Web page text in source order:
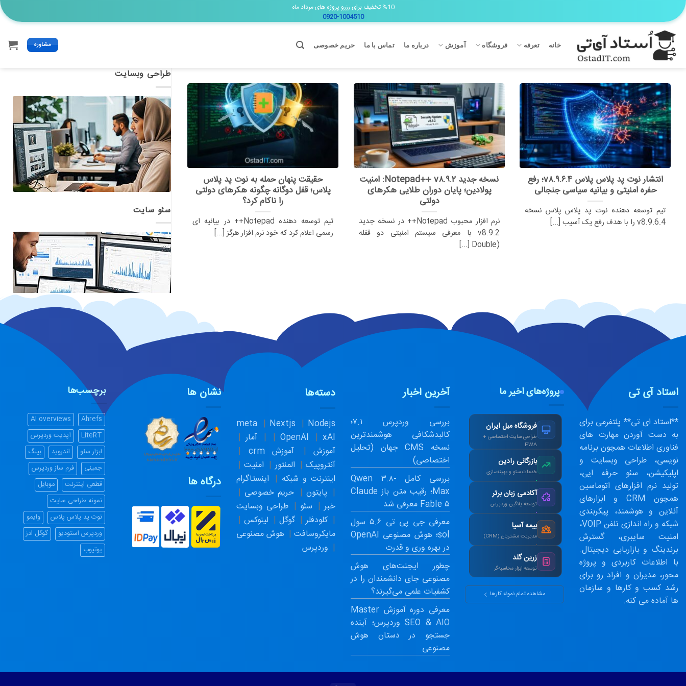
Skip
to
content
%10 تخفیف برای رزرو پروژه های مرداد ماه
0920-1004510
خانه تعرفه فروشگاه آموزش درباره ما تماس با ما حریم خصوصی مشاوره
انتشار نوت پد پلاس پلاس v۸.۹.۶.۴؛ رفع
حفره امنیتی و بیانیه سیاسی جنجالی
تیم توسعه دهنده نوت پد پلاس پلاس نسخه
v8.9.6.4 را با هدف رفع یک آسیب [...]
نسخه جدید Notepad++ v۸.۹.۲: امنیت
پولادین؛ پایان دوران طلایی هکرهای
دولتی
نرم افزار محبوب Notepad++ در نسخه جدید
v8.9.2 با معرفی سیستم امنیتی دو قفله
(Double [...]
حقیقت پنهان حمله به نوت پد پلاس
پلاس؛ قفل دوگانه چگونه هکرهای دولتی
را ناکام کرد؟
تیم توسعه دهنده Notepad++ در بیانیه ای
رسمی اعلام کرد که خود نرم افزار هرگز [...]
طراحی وبسایت
سئو سایت
CRM هوشمند
استاد آی تی
**استاد ای تی** پلتفرمی برای
به دست آوردن مهارت های
فناوری اطلاعات همچون برنامه
نویسی، طراحی وبسایت و
اپلیکیشن، سئو حرفه ایی،
تولید نرم افزارهای اتوماسین
همچون CRM و ابزارهای
آنلاین و هوشمند، پیکربندی
شبکه و راه اندازی تلفن VOIP،
امنیت سایبری، گسترش
برندینگ و بازاریابی دیجیتال.
با اطلاعات کاربردی و پروژه
محور، مدیران و افراد رو برای
رشد کسب و کارها و سازمان
ها آماده می کنه.
پروژه‌های اخیر ما
فروشگاه مبل ایران
طراحی سایت اختصاصی +
PWA
آنلاین پس از بازطراحی.
بازرگانی رادین
خدمات سئو و بهینه‌سازی
رتبه ۱ گوگل در کلمات
کلیدی هدف در ۳ ماه.
آکادمی زبان برتر
توسعه پلاگین وردپرس
طراحی سیستم آزمون
آنلاین و صدور کارنامه.
بیمه آسیا
مدیریت مشتریان (CRM)
یکپارچه‌سازی اطلاعات و
اتوماسیون پیامک.
زرین گلد
توسعه ابزار محاسبه‌گر
سود مرکب و طلا.
مشاهده تمام نمونه کارها
آخرین اخبار
بررسی وردپرس ۷.۱؛
کالبدشکافی هوشمندترین
نسخه CMS جهان (تحلیل
اختصاصی)
بررسی کامل Qwen ۳.۸-
Max؛ رقیب متن باز Claude
Fable ۵ معرفی شد
معرفی جی پی تی ۵.۶ سول
sol؛ هوش مصنوعی OpenAI
در بهره وری و قدرت
چطور ایجنت‌های هوش
مصنوعی جای دانشمندان را در
کشفیات علمی می‌گیرند؟
معرفی دوره آموزش Master
SEO & AIO وردپرس؛ آینده
جستجو در دستان هوش
مصنوعی
دسته‌ها
meta Nextjs
Nodejs
OpenAI
xAI
آمار
آموزش
آموزش crm
آنتروپیک
المنتور
امنیت
اینترنت و شبکه
اینستاگرام
پایتون
حریم خصوصی
خبر
سئو
طراحی وبسایت
کلودفلر
گوگل
لینوکس
مایکروسافت
هوش مصنوعی
وردپرس
نشان ها
درگاه ها
برچسب‌ها
Ahrefs
AI overviews
LiteRT
آپدیت وردپرس
ابزار سئو
اندروید
بینگ
جمینی
فرم ساز وردپرس
قطعی اینترنت
موبایل
نمونه طراحی سایت
نوت پد پلاس پلاس
وایمو
وردپرس استودیو
گوگل ادز
یوتیوب